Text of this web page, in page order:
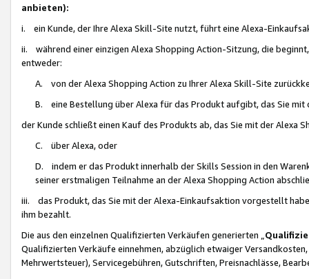
anbieten):
i. ein Kunde, der Ihre Alexa Skill-Site nutzt, führt eine Alexa-
ii. während einer einzigen Alexa Shopping Action-Sitzung, die
entweder:
A. von der Alexa Shopping Action zu Ihrer Alexa Skill-Site
B. eine Bestellung über Alexa für das Produkt aufgibt, das Sie mit
der Kunde schließt einen Kauf des Produkts ab, das Sie mit der Alexa
C. über Alexa, oder
D. indem er das Produkt innerhalb der Skills Session in den
seiner erstmaligen Teilnahme an der Alexa Shopping Action
iii. das Produkt, das Sie mit der Alexa-Einkaufsaktion vorgestellt
ihm bezahlt.
Die aus den einzelnen Qualifizierten Verkäufen generierten „
Qualifizierten Verkäufe einnehmen, abzüglich etwaiger
Mehrwertsteuer), Servicegebühren, Gutschriften, Preisnachlässe,